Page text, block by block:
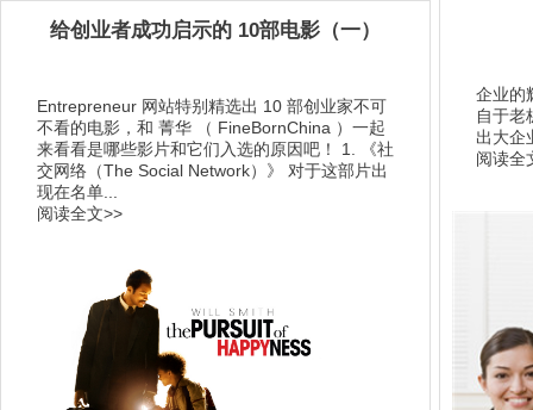
企业的
自于老
出大企
阅读全
给创业者成功启示的 10部电影（一）
Entrepreneur 网站特别精选出 10 部创业家不可
不看的电影，和 菁华 （ FineBornChina ）一起
来看看是哪些影片和它们入选的原因吧！ 1. 《社
交网络（The Social Network）》 对于这部片出
现在名单...
阅读全文>>